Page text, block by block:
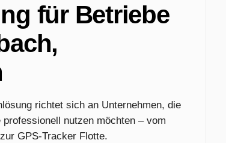
für Betriebe
richtet sich an Unternehmen, die
nutzen möchten – vom
GPS-Tracker Flotte.